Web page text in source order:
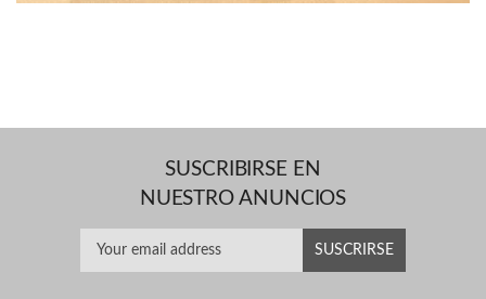
SUSCRIBIRSE EN
NUESTRO ANUNCIOS